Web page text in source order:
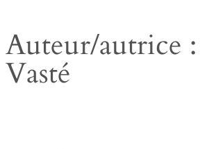
Auteur/autrice :
Vasté